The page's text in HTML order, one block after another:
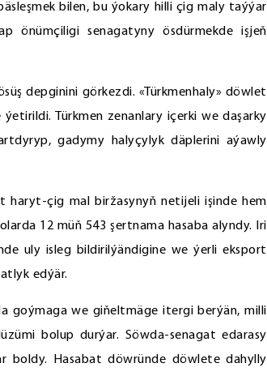
bilen, bu ýokary hilli çig maly taýýar
önümçiligi senagatyny ösdürmekde işjeň
depginini görkezdi. «Türkmenhaly» döwlet
Türkmen zenanlary içerki we daşarky
gadymy halyçylyk däplerini aýawly
haryt-çig mal biržasynyň netijeli işinde hem
12 müň 543 şertnama hasaba alyndy. Iri
uly isleg bildirilýändigine we ýerli eksport
edýär.
goýmaga we giňeltmäge itergi berýän, milli
bolup durýar. Söwda-senagat edarasy
boldy. Hasabat döwründe döwlete dahylly